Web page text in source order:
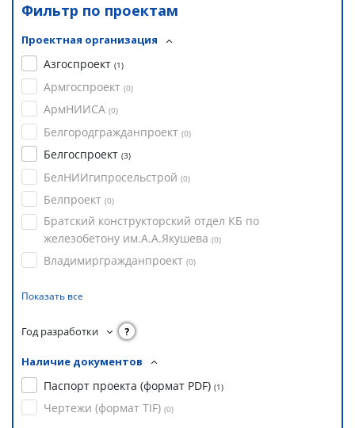
Фильтр по проектам
Проектная организация
Азгоспроект (1)
Армгоспроект (0)
АрмНИИСА (0)
Белгородгражданпроект (0)
Белгоспроект (3)
БелНИИгипросельстрой (0)
Белпроект (0)
Братский конструкторский отдел КБ по
железобетону им.А.А.Якушева (0)
Владимиргражданпроект (0)
Показать все
Год разработки ?
Наличие документов
Паспорт проекта (формат PDF) (1)
Чертежи (формат TIF) (0)